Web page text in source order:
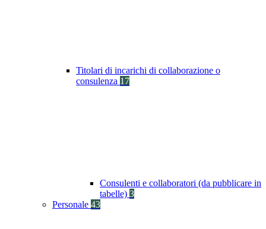
Titolari di incarichi di collaborazione o
consulenza 17
Consulenti e collaboratori (da pubblicare in
tabelle) 3
Personale 43